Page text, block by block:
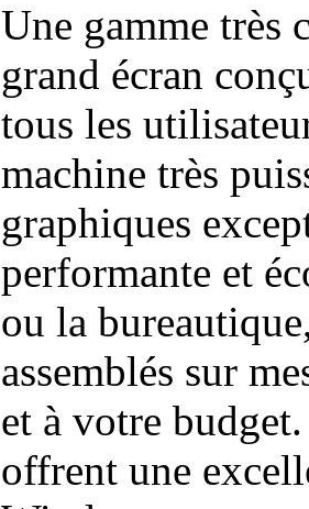
Une gamme très
grand écran
tous les
machine très
graphiques
performante et
ou la
assemblés sur
et à votre
offrent une